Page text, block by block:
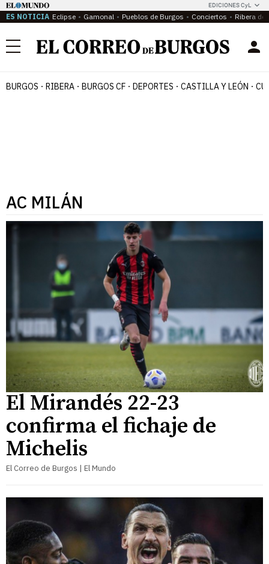
EDICIONES CyL
ES NOTICIA Eclipse Gamonal Pueblos de Burgos Conciertos Ribera del
Menú
BURGOS RIBERA BURGOS CF DEPORTES CASTILLA Y LEÓN
AC MILÁN
El Mirandés 22-23
confirma el fichaje de
Michelis
El Correo de Burgos | El Mundo